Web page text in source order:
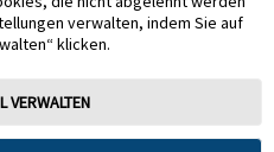
Cookie-Präferenzen
Libre, das
Erscheinungsbild des Sensors, die
verwalten, indem Sie auf
klicken.
VERWALTEN